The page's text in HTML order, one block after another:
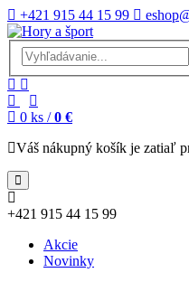
+421 915 44 15 99
0 ks / 0 €
Váš nákupný košík je zatiaľ
+421 915 44 15 99
Akcie
Novinky